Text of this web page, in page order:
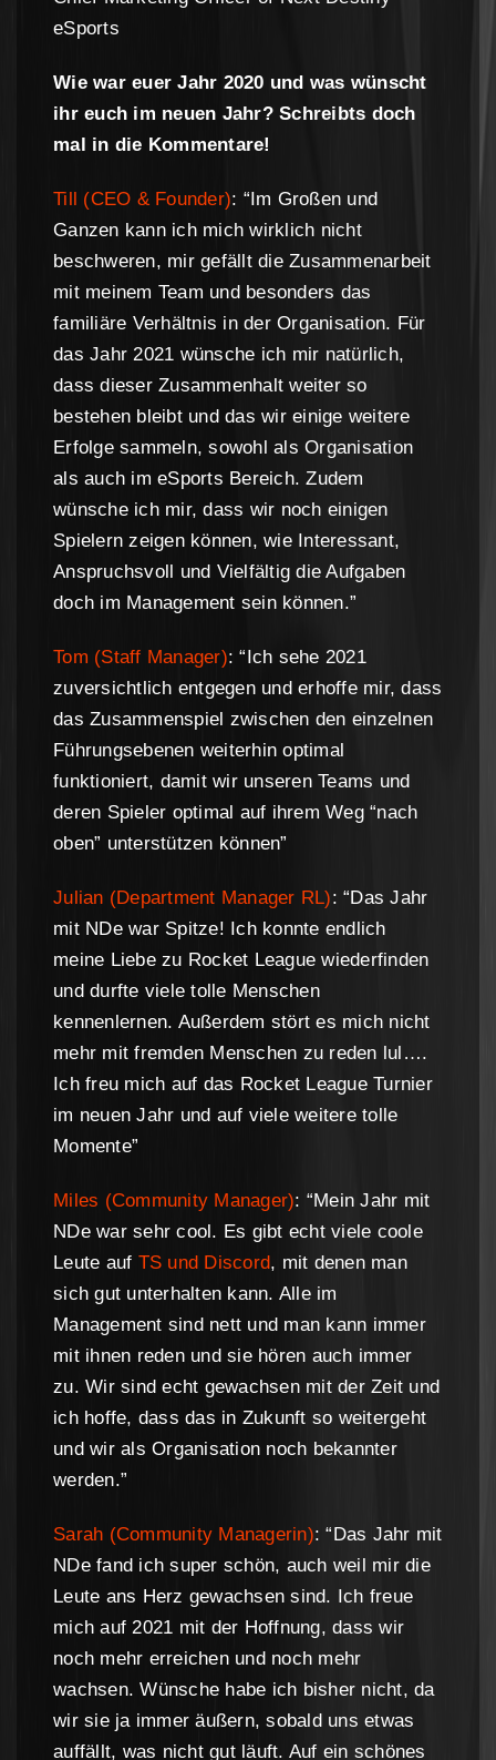
eSports
Wie war euer Jahr 2020 und was wünscht
ihr euch im neuen Jahr? Schreibts doch
mal in die Kommentare!
Till (CEO & Founder): “Im Großen und
Ganzen kann ich mich wirklich nicht
beschweren, mir gefällt die Zusammenarbeit
mit meinem Team und besonders das
familiäre Verhältnis in der Organisation. Für
das Jahr 2021 wünsche ich mir natürlich,
dass dieser Zusammenhalt weiter so
bestehen bleibt und das wir einige weitere
Erfolge sammeln, sowohl als Organisation
als auch im eSports Bereich. Zudem
wünsche ich mir, dass wir noch einigen
Spielern zeigen können, wie Interessant,
Anspruchsvoll und Vielfältig die Aufgaben
doch im Management sein können.”
Tom (Staff Manager): “Ich sehe 2021
zuversichtlich entgegen und erhoffe mir, dass
das Zusammenspiel zwischen den einzelnen
Führungsebenen weiterhin optimal
funktioniert, damit wir unseren Teams und
deren Spieler optimal auf ihrem Weg “nach
oben” unterstützen können”
Julian (Department Manager RL): “Das Jahr
mit NDe war Spitze! Ich konnte endlich
meine Liebe zu Rocket League wiederfinden
und durfte viele tolle Menschen
kennenlernen. Außerdem stört es mich nicht
mehr mit fremden Menschen zu reden lul….
Ich freu mich auf das Rocket League Turnier
im neuen Jahr und auf viele weitere tolle
Momente”
Miles (Community Manager): “Mein Jahr mit
NDe war sehr cool. Es gibt echt viele coole
Leute auf TS und Discord, mit denen man
sich gut unterhalten kann. Alle im
Management sind nett und man kann immer
mit ihnen reden und sie hören auch immer
zu. Wir sind echt gewachsen mit der Zeit und
ich hoffe, dass das in Zukunft so weitergeht
und wir als Organisation noch bekannter
werden.”
Sarah (Community Managerin): “Das Jahr mit
NDe fand ich super schön, auch weil mir die
Leute ans Herz gewachsen sind. Ich freue
mich auf 2021 mit der Hoffnung, dass wir
noch mehr erreichen und noch mehr
wachsen. Wünsche habe ich bisher nicht, da
wir sie ja immer äußern, sobald uns etwas
auffällt, was nicht gut läuft. Auf ein schönes